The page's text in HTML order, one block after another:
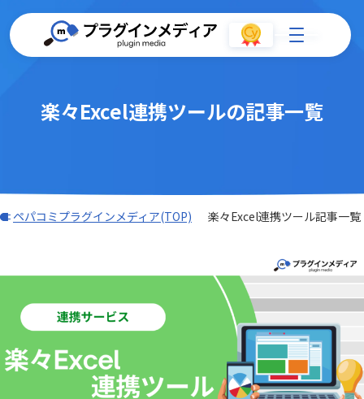
楽々Excel連携ツールの記事一覧
ペパコミプラグインメディア(TOP) 楽々Excel連携ツール記事一覧